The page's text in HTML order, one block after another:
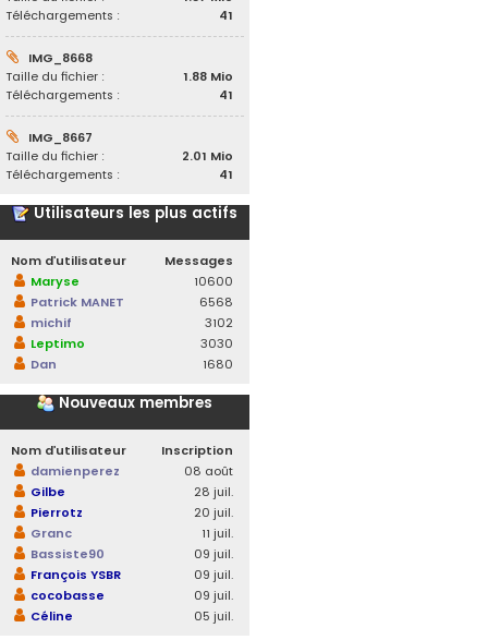
Téléchargements :
41
IMG_8668
Taille du fichier :
1.88 Mio
Téléchargements :
41
IMG_8667
Taille du fichier :
2.01 Mio
Téléchargements :
41
Utilisateurs les plus actifs
Nom d’utilisateur
Messages
Maryse
10600
Patrick MANET
6568
michif
3102
Leptimo
3030
Dan
1680
Nouveaux membres
Nom d’utilisateur
Inscription
damienperez
08 août
Gilbe
28 juil.
Pierrotz
20 juil.
Granc
11 juil.
Bassiste90
09 juil.
François YSBR
09 juil.
cocobasse
09 juil.
Céline
05 juil.